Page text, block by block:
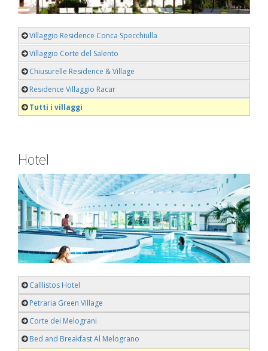
Villaggio Residence Conca Specchiulla
Villaggio Corte del Salento
Chiusurelle Residence & Village
Residence Villaggio Racar
Tutti i villaggi
Hotel
Calllistos Hotel
Petraria Green Village
Corte dei Melograni
Bed and Breakfast Al Melograno